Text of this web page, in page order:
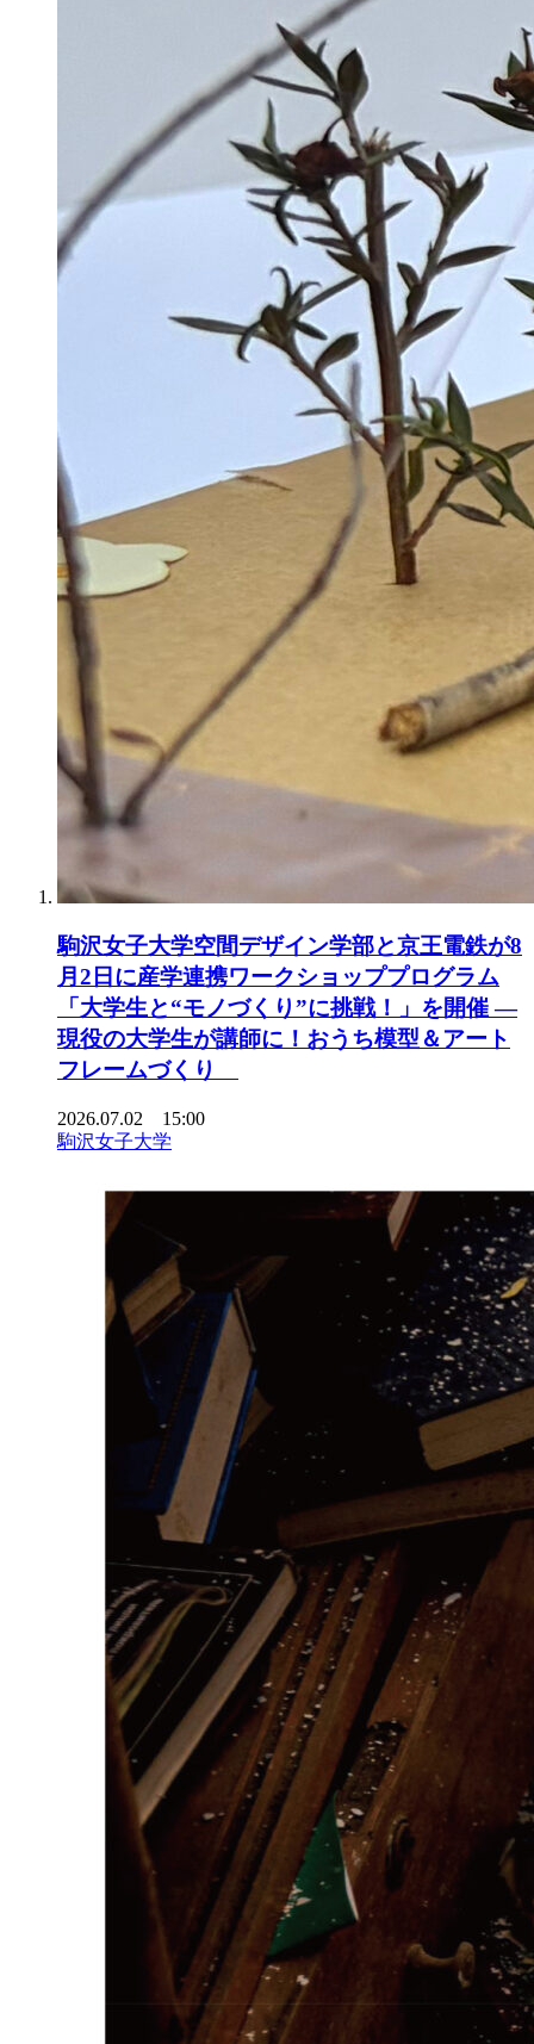
駒沢女子大学空間デザイン学部と京王電鉄が8
月2日に産学連携ワークショッププログラム
「大学生と“モノづくり”に挑戦！」を開催 ―
現役の大学生が講師に！おうち模型＆アート
フレームづくり
2026.07.02 15:00
駒沢女子大学